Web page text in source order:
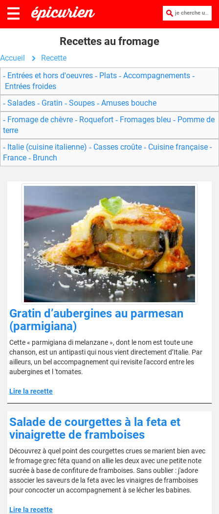
je cherche une recette :
Recettes au fromage
Accueil
Recette
Entrées et hors d'oeuvres
Plats
Accompagnements
Entrées froides
Salades
Gratin Soupes
Amuses bouche
Fromage de chèvre
Roquefort Fromages bleu
Pomme de
terre
Italie (cuisine italienne)
Casses croûte
Cuisine française -
France
Brunch
Gratin d’aubergines au parmesan
(parmigiana)
Cette « parmigiana di melanzane », dont le nom est toute une
chanson, est un antipasti qui nous vient directement d’Italie. Par
ailleurs, un bel accompagnement qui revisite l'accord entre les
aubergines et l 'tomates.
Lire la recette
Salade de courgettes à la feta et
vinaigrette de framboises
Découvrez à quel point des courgettes crues se marient bien avec
le fromage grec féta quand on allie les deux avec une petite note
sucrée à base de confiture de framboises. Sans oublier : j'adore
associer les saveurs de la feta avec les vinaigres de framboises
pour concocter un accompagnement à se lécher les babines.
Lire la recette